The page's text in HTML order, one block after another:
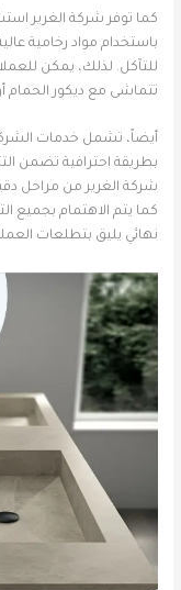
كما توفر شركة الغرير
باستخدام مواد رخامية
للتآكل. لذلك، يمكن
تتماشى مع ديكور الحمام
أيضاً، تشمل خدمات
بطريقة احترافية تضمن
شركة الغرير من مراحل
كما يتم الاهتمام بجميع
نهائي يليق بتطلعات